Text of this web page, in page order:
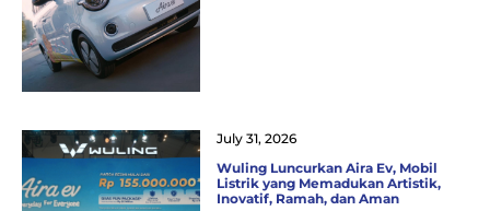
Wuling Luncurkan Aira Ev, Mobil
Listrik yang Memadukan Artistik,
Inovatif, Ramah, dan Aman
July 31, 2026